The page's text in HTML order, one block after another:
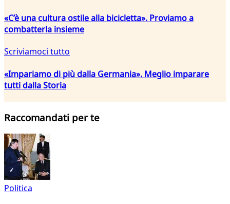
«C’è una cultura ostile alla bicicletta». Proviamo a
combatterla insieme
Scriviamoci tutto
«Impariamo di più dalla Germania». Meglio imparare
tutti dalla Storia
Raccomandati per te
Politica